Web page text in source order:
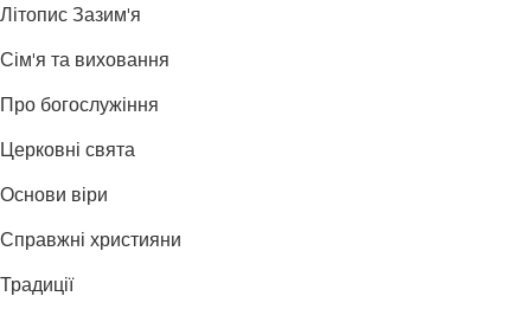
Літопис Зазим'я
Сім'я та виховання
Про богослужіння
Церковні свята
Основи віри
Справжні християни
Традиції